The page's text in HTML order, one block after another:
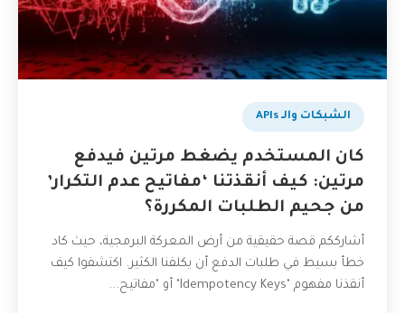
الشبكات والـ APIs
كان المستخدم يضغط مرتين فيدفع
مرتين: كيف أنقذتنا ‘مفاتيح عدم التكرار’
من جحيم الطلبات المكررة؟
أشارككم قصة حقيقية من أرض المعركة البرمجية، حيث كاد
خطأ بسيط في طلبات الدفع أن يكلفنا الكثير. اكتشفوا كيف
أنقذنا مفهوم "Idempotency Keys" أو "مفاتيح...